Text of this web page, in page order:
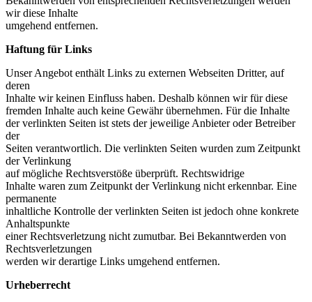
wir diese Inhalte
umgehend entfernen.
Haftung für Links
Unser Angebot enthält Links zu externen Webseiten Dritter, auf
deren
Inhalte wir keinen Einfluss haben. Deshalb können wir für diese
fremden Inhalte auch keine Gewähr übernehmen. Für die Inhalte
der verlinkten Seiten ist stets der jeweilige Anbieter oder Betreiber
der
Seiten verantwortlich. Die verlinkten Seiten wurden zum Zeitpunkt
der Verlinkung
auf mögliche Rechtsverstöße überprüft. Rechtswidrige
Inhalte waren zum Zeitpunkt der Verlinkung nicht erkennbar. Eine
permanente
inhaltliche Kontrolle der verlinkten Seiten ist jedoch ohne konkrete
Anhaltspunkte
einer Rechtsverletzung nicht zumutbar. Bei Bekanntwerden von
Rechtsverletzungen
werden wir derartige Links umgehend entfernen.
Urheberrecht